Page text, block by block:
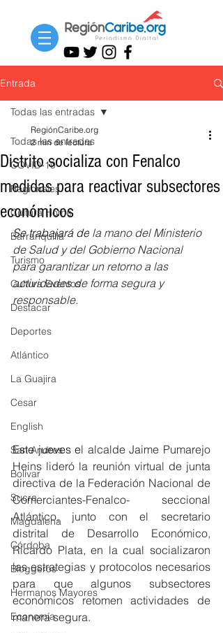
Entrada
Todas las entradas
COVID-19
Regionales
Cultura Home
Barranquilla
Turismo
Cultura Eventos
Destacar
Deportes
Atlántico
La Guajira
Cesar
English
San Andres
Bolívar
Sucre
Magdalena
Córdoba
Bloggeros
Hermanos Mayores
Economía
Todas las entradas
Distrito socializa con Fenalco
medidas para reactivar subsectores
económicos
RegiónCaribe.org
2 min de lectura
Se trabajará de la mano del Ministerio
de Salud y del Gobierno Nacional
para garantizar un retorno a las
actividades de forma segura y
responsable.
Este jueves el alcalde Jaime Pumarejo
Heins lideró la reunión virtual de junta
directiva de la Federación Nacional de
Comerciantes-Fenalco- seccional
Atlántico, junto con el secretario
distrital de Desarrollo Económico,
Ricardo Plata, en la cual socializaron
las estrategias y protocolos necesarios
para que algunos subsectores
económicos retomen actividades de
manera segura.